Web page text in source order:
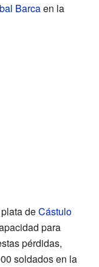
Barcaen la
deCástulo
para
pérdidas,
soldados en la